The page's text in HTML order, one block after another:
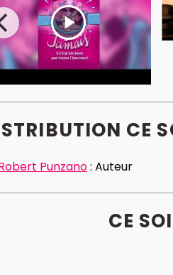
CE
Punzano: Auteur
CE